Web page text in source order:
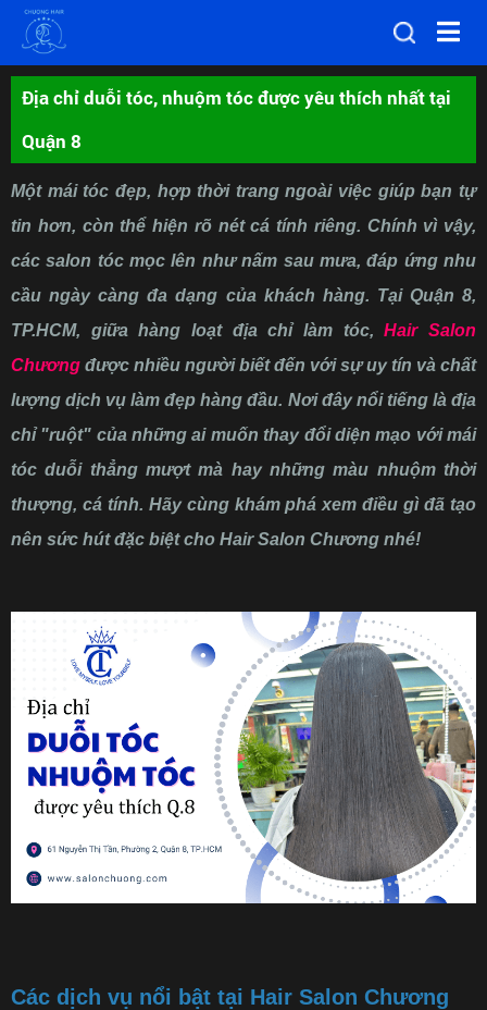
Địa chỉ duỗi tóc, nhuộm tóc được yêu thích nhất tại
Quận 8
Một mái tóc đẹp, hợp thời trang ngoài việc giúp bạn tự
tin hơn, còn thể hiện rõ nét cá tính riêng. Chính vì vậy,
các salon tóc mọc lên như nấm sau mưa, đáp ứng nhu
cầu ngày càng đa dạng của khách hàng. Tại Quận 8,
TP.HCM, giữa hàng loạt địa chỉ làm tóc,Hair Salon
Chương được nhiều người biết đến với sự uy tín và chất
lượng dịch vụ làm đẹp hàng đầu. Nơi đây nổi tiếng là địa
chỉ "ruột" của những ai muốn thay đổi diện mạo với mái
tóc duỗi thẳng mượt mà hay những màu nhuộm thời
thượng, cá tính. Hãy cùng khám phá xem điều gì đã tạo
nên sức hút đặc biệt cho Hair Salon Chương nhé!
Các dịch vụ nổi bật tại Hair Salon Chương